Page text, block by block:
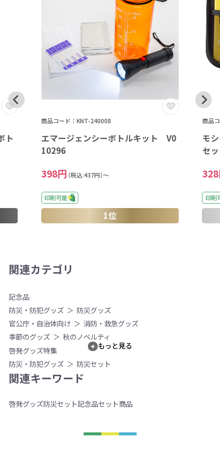
ト
商品コード：KNT-240008
エマージェンシーボトルキット V0
10296
398円 （税込:437円）～
印刷可能
1位
商品
モ
セ
印刷
関連カテゴリ
記念品
防災・防犯グッズ
防災グッズ
官公庁・自治体向け
消防・救急グッズ
季節のグッズ
秋のノベルティ
啓発グッズ特集
防災・防犯グッズ
防災セット
もっと見る
関連キーワード
啓発グッズ防災セット記念品セット商品